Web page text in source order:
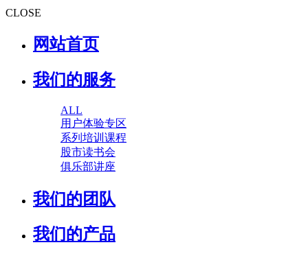
CLOSE
网站首页
我们的服务
ALL
用户体验专区
系列培训课程
股市读书会
俱乐部讲座
我们的团队
我们的产品